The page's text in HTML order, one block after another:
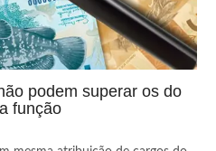
podem superar os do
função